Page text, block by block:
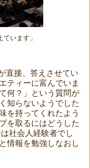
ています」
直接、答えさせてい
ティーに富んでいま
何？」という質問が
知らないようでした
を持ってくれたよう
を取るにはどうした
社会人経験者でし
情報を勉強しなおし